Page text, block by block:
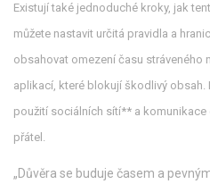
Existují také jednoduché kroky, jak
můžete nastavit určitá pravidla a
obsahovat omezení času stráveného
aplikací, které blokují škodlivý
použití sociálních sítí** a komunikace
přátel.
„Důvěra se buduje časem a